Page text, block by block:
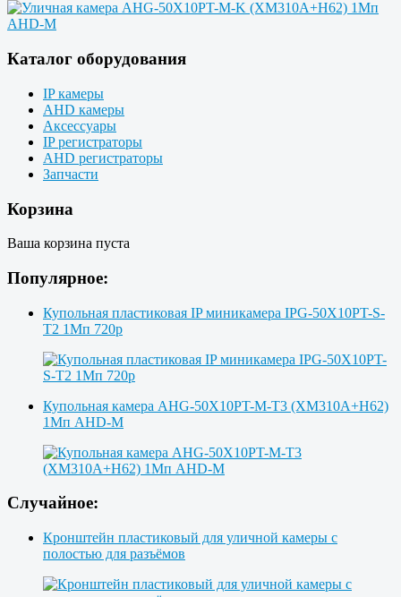
Каталог оборудования
IP камеры
AHD камеры
Аксессуары
IP регистраторы
AHD регистраторы
Запчасти
Корзина
Ваша корзина пуста
Популярное:
Купольная пластиковая IP миникамера IPG-50X10PT-S-
T2 1Мп 720p
Купольная камера AHG-50X10PT-M-T3 (XM310A+H62)
1Мп AHD-M
Случайное:
Кронштейн пластиковый для уличной камеры с
полостью для разъёмов